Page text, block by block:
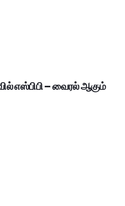
எஸ்பிபி – வைரல் ஆகும்